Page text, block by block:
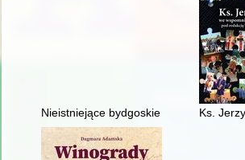
Nieistniejące bydgoskie pomniki iKs.